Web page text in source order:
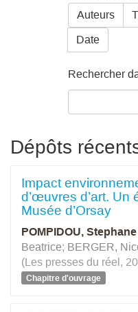
Auteurs
Date
Rechercher
Dépôts
Impact
d’œuvres d’art. Un
Musée d’Orsay
POMPIDOU, Stephane
Beatrice; BERGER,
(Les presses du réel,
Chapitre d'ouvrage